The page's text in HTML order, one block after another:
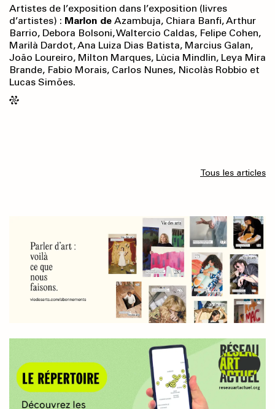
Artistes de l’exposition dans l’exposition (livres
d’artistes) : Marlon de Azambuja, Chiara Banfi, Arthur
Barrio, Debora Bolsoni, Waltercio Caldas, Felipe Cohen,
Marilà Dardot, Ana Luiza Dias Batista, Marcius Galan,
João Loureiro, Milton Marques, Lùcia Mindlin, Leya Mira
Brande, Fabio Morais, Carlos Nunes, Nicolàs Robbio et
Lucas Simões.
Tous les articles